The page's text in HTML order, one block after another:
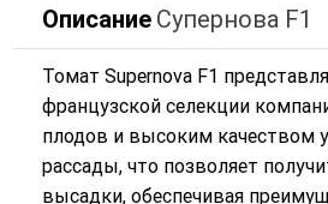
Описание Супернова F1
Томат Supernova F1
французской селекции
плодов и высоким качеством
рассады, что позволяет
высадки, обеспечивая